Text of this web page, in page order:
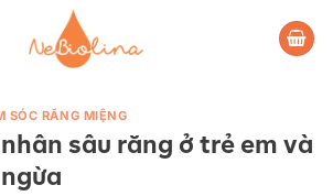
SÓC RĂNG MIỆNG
sâu răng ở trẻ em và